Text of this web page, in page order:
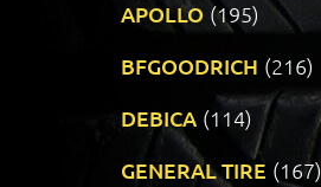
APOLLO (195)
BFGOODRICH (216)
DEBICA (114)
GENERAL TIRE (167)